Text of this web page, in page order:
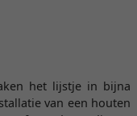
het lijstje in bijna
van een houten